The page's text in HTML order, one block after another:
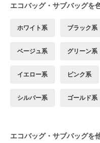
エコバッグ・サブバッグを
ホワイト系 ブラック系
ベージュ系 グリーン系
イエロー系 ピンク系
シルバー系 ゴールド系
エコバッグ・サブバッグを